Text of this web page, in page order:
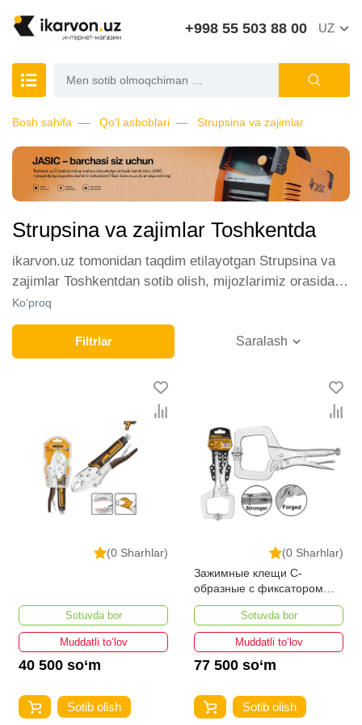
+998 55 503 88 00 UZ
Bosh sahifa Qo'l asboblari Strupsina va zajimlar
Strupsina va zajimlar Toshkentda
ikarvon.uz tomonidan taqdim etilayotgan Strupsina va
zajimlar Toshkentdan sotib olish, mijozlarimiz orasida
katta talabga ega. Biz ushbu toifadagi tovarlarni sotish
uchun eng yaxshi sharoitlarni ta'minlaymiz. Onlayn
do'konda Strupsina va zajimlar yetakchi ishlab
chiqaruvchilar va brendlar tomonidan taqdim etilgan
bo'lib, ularning ro'yxati doimiy ravishda kengayib
bormoqda. Biz butun mamlakat bo'ylab tovarlarni
istalgan miqdorda yetkazib beramiz. Bularning barchasi
O'zbekistondagi eng yaxshi narx bilan qo’shimcha
qilingan, ikarvon.uz dan Strupsina va zajimlar - bu eng
keng narxlar oralig'i. Va bu yerda Strupsina va zajimlar
toifasidagi har bir element uchun optimal narx mavjud.
Ko‘proq
Filtrlar Saralash
(0 Sharhlar)
Sotuvda bor
Muddatli to‘lov
40 500 so‘m
Sotib olish
(0 Sharhlar)
Зажимные клещи С-
образные с фиксатором
INGCO HCCLW0211
Sotuvda bor
Muddatli to‘lov
77 500 so‘m
Sotib olish